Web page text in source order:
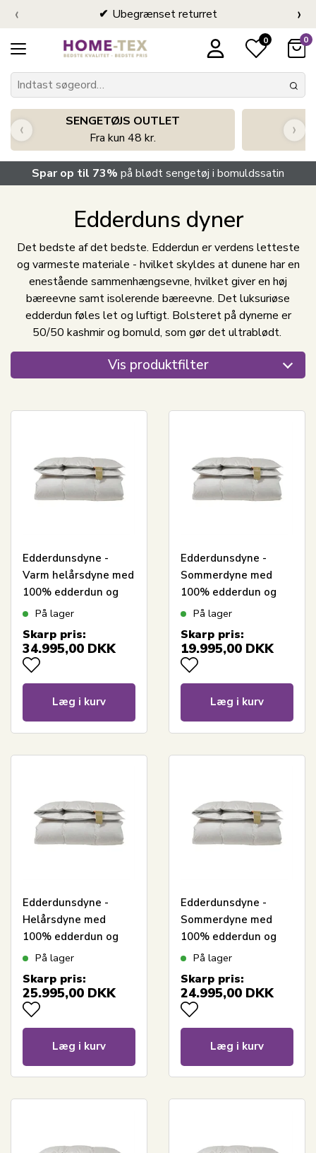
Ubegrænset returret
‹ ›
0 0
SENGETØJS OUTLET
Fra kun 48 kr.
‹ ›
Spar op til 73% på blødt sengetøj i bomuldssatin
Edderduns dyner
Det bedste af det bedste. Edderdun er verdens letteste
og varmeste materiale - hvilket skyldes at dunene har en
enestående sammenhængsevne, hvilket giver en høj
bæreevne samt isolerende bæreevne. Det luksuriøse
edderdun føles let og luftigt. Bolsteret på dynerne er
50/50 kashmir og bomuld, som gør det ultrablødt.
Vis produktfilter
Edderdunsdyne -
Varm helårsdyne med
100% edderdun og
kashmir vår - 140x200
produceret dyne
På lager
Skarp pris:
34.995,00 DKK
Læg i kurv
Edderdunsdyne -
Sommerdyne med
100% edderdun og
kashmir vår - 140x200
produceret luksus -
Sval dyne
På lager
Skarp pris:
19.995,00 DKK
Læg i kurv
Edderdunsdyne -
Helårsdyne med
100% edderdun og
kashmir vår - 140x200
produceret dyne
På lager
Skarp pris:
25.995,00 DKK
Læg i kurv
Edderdunsdyne -
Sommerdyne med
100% edderdun og
kashmir vår - 140x220
produceret luksus -
Sval dyne
På lager
Skarp pris:
24.995,00 DKK
Læg i kurv